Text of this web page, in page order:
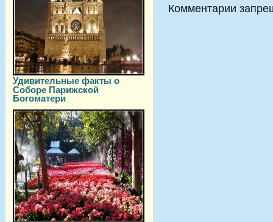
Удивительные факты о
Соборе Парижской
Богоматери
Комментарии